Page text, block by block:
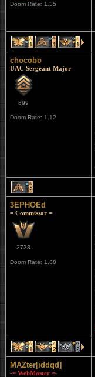
Doom Rate: 1.35
1 1 1
chocobo
UAC Sergeant Major
899
Doom Rate: 1.12
2
3EPHOEd
= Commissar =
2733
Doom Rate: 1.88
1 2 2
MAZter[iddqd]
-= WebMaster =-